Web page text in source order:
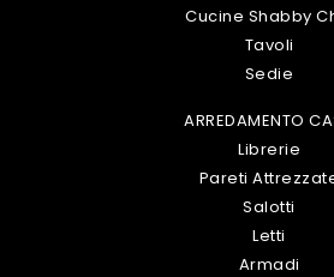
Cucine Shabby
Tavoli
Sedie
ARREDAMENTO
Librerie
Pareti
Salotti
Letti
Armadi